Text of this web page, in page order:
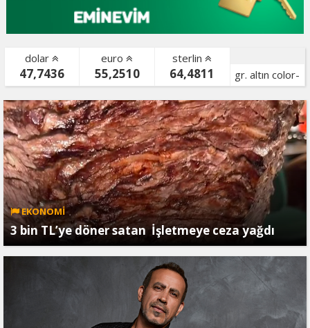
dolar
47,7436
euro
55,2510
sterlin
64,4811
gr. altın color-
bist color-
EKONOMİ
3 bin TL’ye döner satan İşletmeye ceza yağdı